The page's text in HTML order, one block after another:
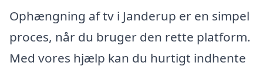
Ophængning af tv i Janderup er en simpel
proces, når du bruger den rette platform.
Med vores hjælp kan du hurtigt indhente